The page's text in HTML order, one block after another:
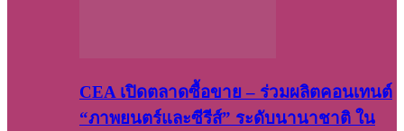
CEA เปิดตลาดซื้อขาย – ร่วมผลิตคอนเทนต์
“ภาพยนตร์และซีรีส์” ระดับนานาชาติ ใน